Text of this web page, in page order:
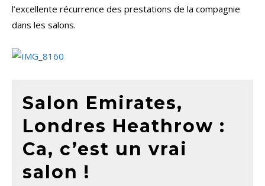
l’excellente récurrence des prestations de la compagnie
dans les salons.
Salon Emirates,
Londres Heathrow :
Ca, c’est un vrai
salon !